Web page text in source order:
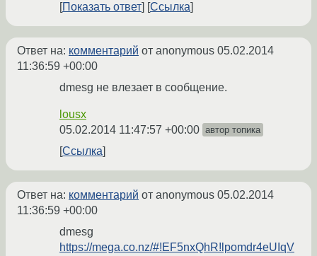
Показать ответ Ссылка
Ответ на: комментарий от anonymous 05.02.2014
11:36:59 +00:00
dmesg не влезает в сообщение.
lousx
05.02.2014 11:47:57 +00:00 автор топика
Ссылка
Ответ на: комментарий от anonymous 05.02.2014
11:36:59 +00:00
dmesg
https://mega.co.nz/#!EF5nxQhR!lpomdr4eUIqV